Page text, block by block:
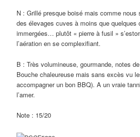
N : Grillé presque boisé mais comme nous
des élevages cuves à moins que quelques
immergées… plutôt « pierre à fusil »
l’aération en se complexifiant.
B : Très volumineuse, gourmande, notes
Bouche chaleureuse mais sans excès vu
accompagner un bon BBQ). A un vraie
l’amer.
Note : 15/20